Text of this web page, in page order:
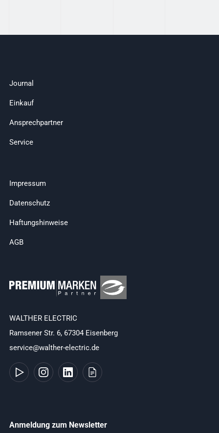
Journal
Einkauf
Ansprechpartner
Service
Impressum
Datenschutz
Haftungshinweise
AGB
WALTHER ELECTRIC
Ramsener Str. 6, 67304 Eisenberg
service@walther-electric.de
Anmeldung zum Newsletter